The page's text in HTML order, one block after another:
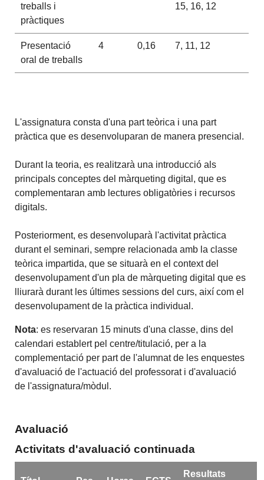
treballs i
pràctiques
15, 16, 12
Presentació
oral de treballs
4 0,16 7, 11, 12
L'assignatura consta d'una part teòrica i una part
pràctica que es desenvoluparan de manera presencial.
Durant la teoria, es realitzarà una introducció als
principals conceptes del màrqueting digital, que es
complementaran amb lectures obligatòries i recursos
digitals.
Posteriorment, es desenvoluparà l'activitat pràctica
durant el seminari, sempre relacionada amb la classe
teòrica impartida, que se situarà en el context del
desenvolupament d'un pla de màrqueting digital que es
lliurarà durant les últimes sessions del curs, així com el
desenvolupament de la pràctica individual.
Nota: es reservaran 15 minuts d'una classe, dins del
calendari establert pel centre/titulació, per a la
complementació per part de l'alumnat de les enquestes
d'avaluació de l'actuació del professorat i d'avaluació
de l'assignatura/mòdul.
Avaluació
Activitats d'avaluació continuada
Resultats